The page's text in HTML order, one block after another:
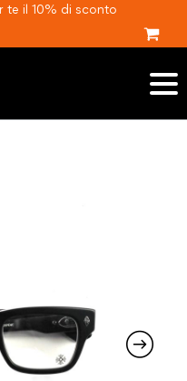
te il 10% di sconto